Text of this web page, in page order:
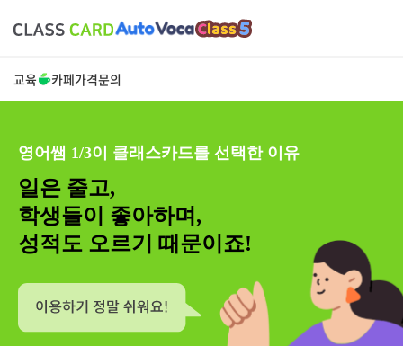
교육 카페가격문의
영어쌤 1/3이 클래스카드를 선택한 이유
일은 줄고,
학생들이 좋아하며,
성적도 오르기 때문이죠!